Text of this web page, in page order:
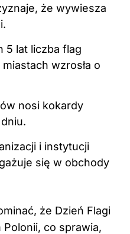
że wywiesza
5 lat liczba flag
wzrosła o
nosi kokardy
i instytucji
się w obchody
że Dzień Flagi
Polonii, co sprawia,